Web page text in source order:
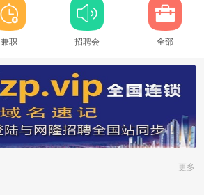
兼职 招聘会 全部
更多